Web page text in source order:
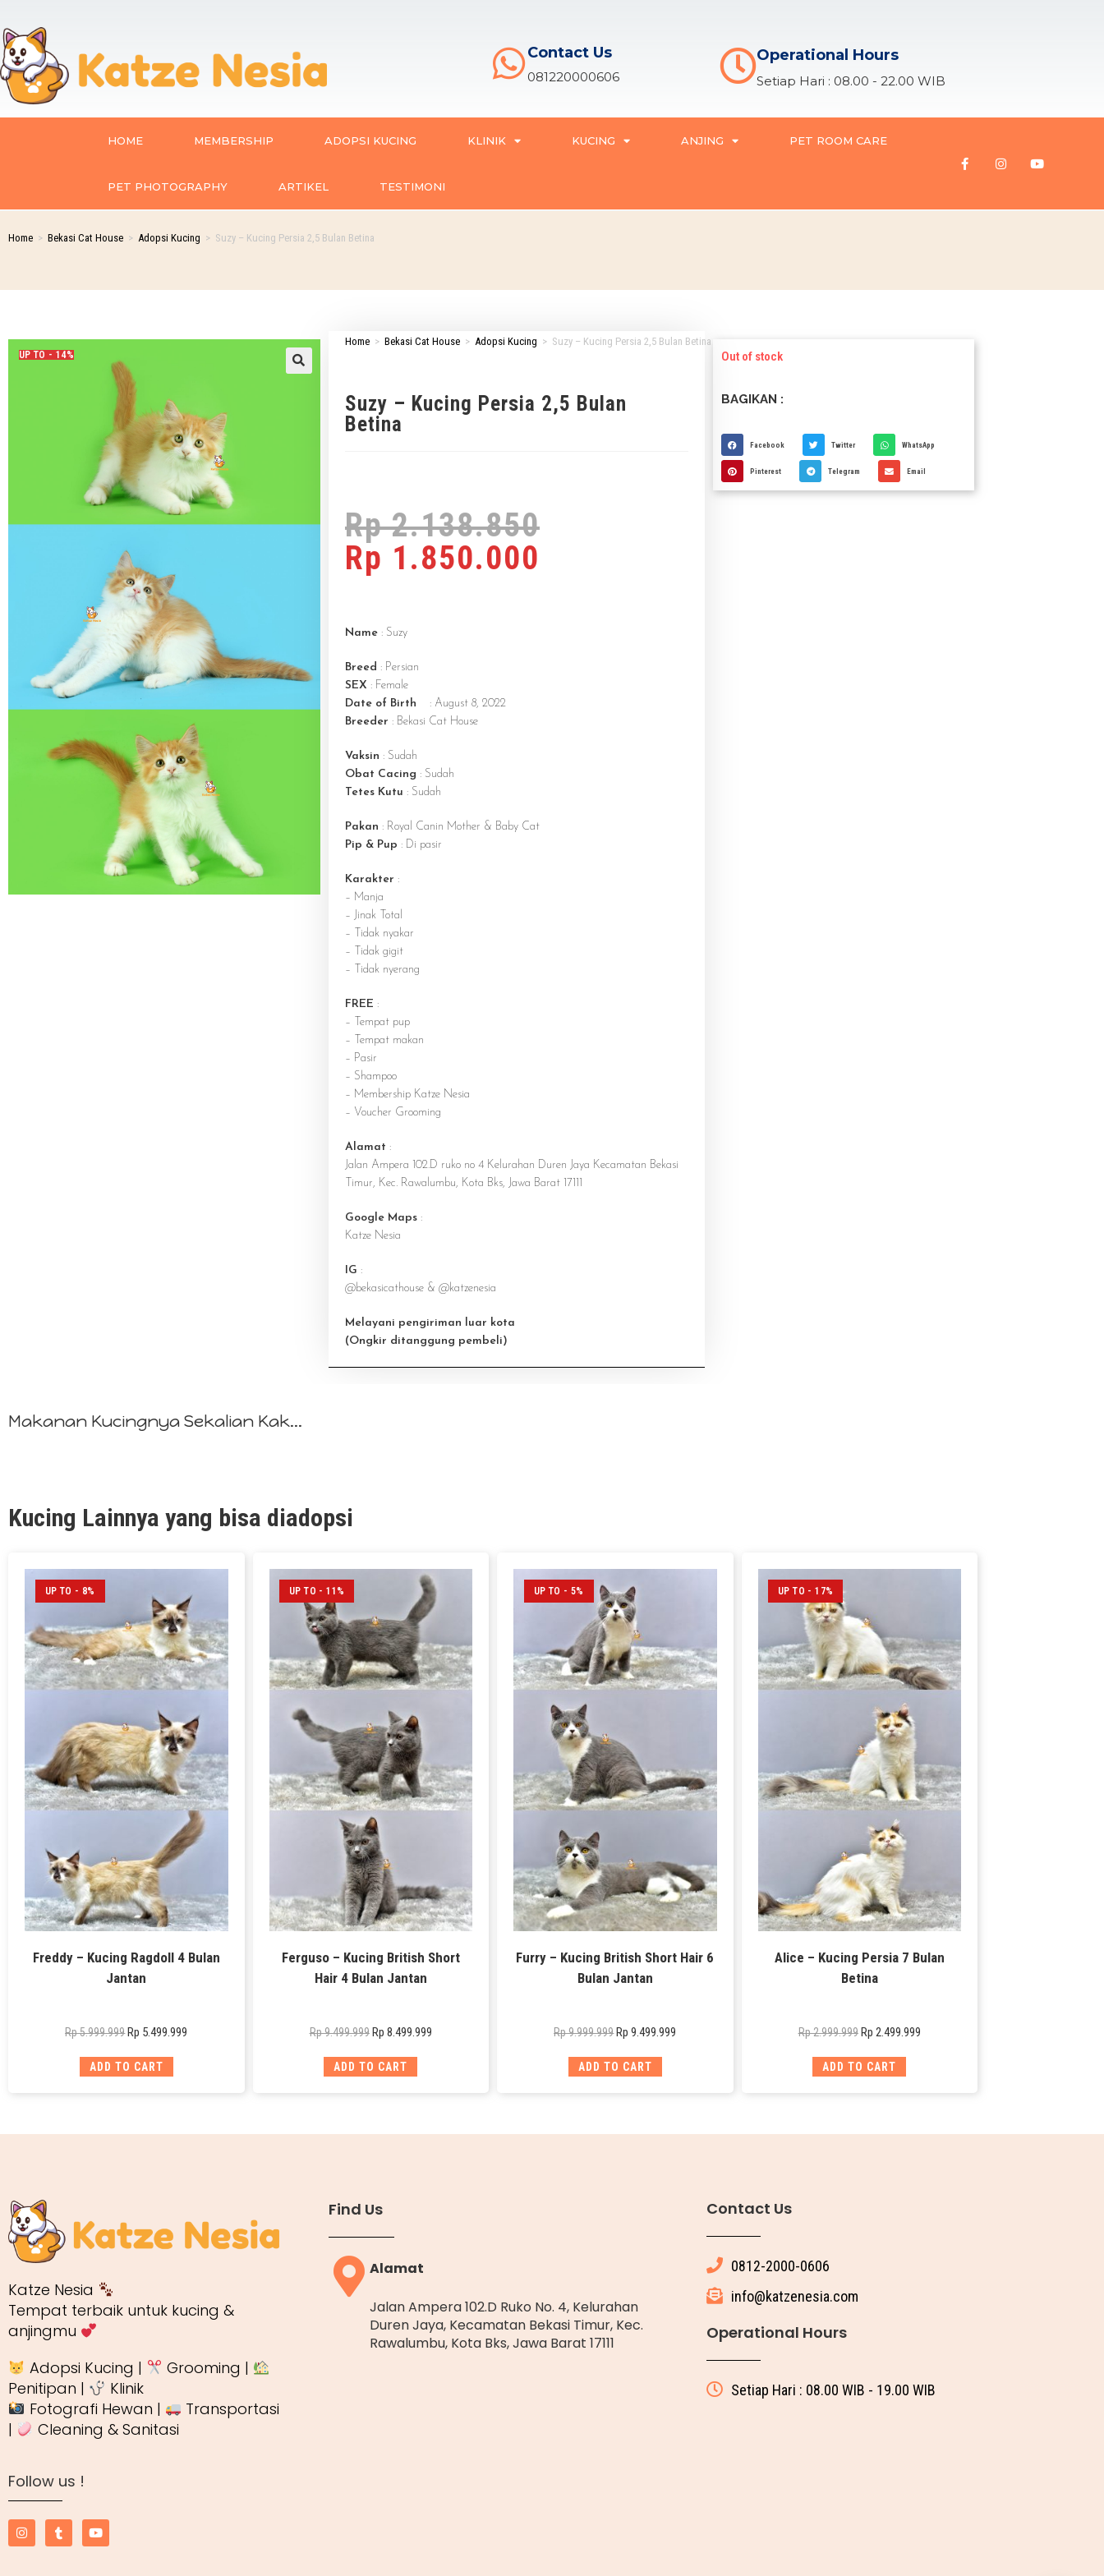
Contact Us
081220000606
Operational Hours
Setiap Hari : 08.00 - 22.00 WIB
HOME MEMBERSHIP ADOPSI KUCING KLINIK KUCING ANJING PET ROOM CARE
PET PHOTOGRAPHY ARTIKEL TESTIMONI
Home > Bekasi Cat House > Adopsi Kucing > Suzy – Kucing Persia 2,5 Bulan Betina
UP TO - 14%
Home > Bekasi Cat House > Adopsi Kucing > Suzy – Kucing Persia 2,5 Bulan Betina
Suzy – Kucing Persia 2,5 Bulan
Betina
Rp2.138.850
Rp 1.850.000
Name: Suzy
Breed : Persian
SEX : Female
Date of Birth : August 8, 2022
Breeder : Bekasi Cat House
Vaksin : Sudah
Obat Cacing : Sudah
Tetes Kutu : Sudah
Pakan : Royal Canin Mother & Baby Cat
Pip & Pup : Di pasir
Karakter :
– Manja
– Jinak Total
– Tidak nyakar
– Tidak gigit
– Tidak nyerang
FREE :
– Tempat pup
– Tempat makan
– Pasir
– Shampoo
– Membership Katze Nesia
– Voucher Grooming
Alamat :
Jalan Ampera 102.D ruko no 4 Kelurahan Duren Jaya Kecamatan Bekasi
Timur, Kec. Rawalumbu, Kota Bks, Jawa Barat 17111
Google Maps:
Katze Nesia
IG :
@bekasicathouse & @katzenesia
Melayani pengiriman luar kota
(Ongkir ditanggung pembeli)
Out of stock
BAGIKAN :
Facebook Twitter WhatsApp
Pinterest Telegram Email
Makanan Kucingnya Sekalian Kak...
Kucing Lainnya yang bisa diadopsi
UP TO - 8%
Freddy – Kucing Ragdoll 4 Bulan
Jantan
Rp5.999.999Rp 5.499.999
ADD TO CART
UP TO - 11%
Ferguso – Kucing British Short
Hair 4 Bulan Jantan
Rp9.499.999 Rp 8.499.999
ADD TO CART
UP TO - 5%
Furry – Kucing British Short Hair 6
Bulan Jantan
Rp9.999.999Rp 9.499.999
ADD TO CART
UP TO - 17%
Alice – Kucing Persia 7 Bulan
Betina
Rp2.999.999 Rp 2.499.999
ADD TO CART
Katze Nesia
Tempat terbaik untuk kucing &
anjingmu
Adopsi Kucing |
Grooming |
Penitipan |
Klinik
Fotografi Hewan |
Transportasi
|
Cleaning & Sanitasi
Follow us !
Find Us
Alamat
Jalan Ampera 102.D Ruko No. 4, Kelurahan
Duren Jaya, Kecamatan Bekasi Timur, Kec.
Rawalumbu, Kota Bks, Jawa Barat 17111
Contact Us
0812-2000-0606
info@katzenesia.com
Operational Hours
Setiap Hari : 08.00 WIB - 19.00 WIB